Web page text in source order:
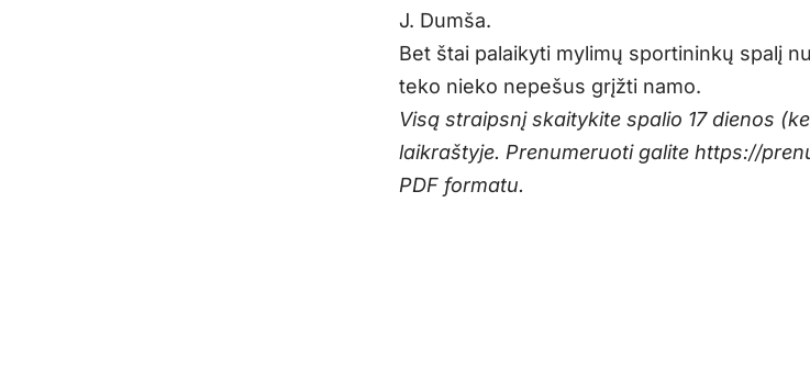
J. Dumša.
Bet štai palaikyti mylimų sportininkų spalį
teko nieko nepešus grįžti namo.
Visą straipsnį skaitykite spalio 17 dienos
laikraštyje. Prenumeruoti galitehttps://
PDF formatu.